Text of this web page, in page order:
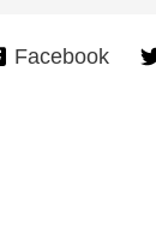
Facebook